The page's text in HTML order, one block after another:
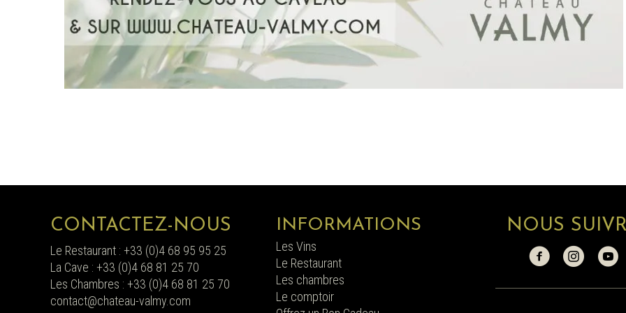
CONTACTEZ-NOUS
Le Restaurant : +33 (0)4 68 95 95 25
La Cave : +33 (0)4 68 81 25 70
Les Chambres : +33 (0)4 68 81 25 70
contact@chateau-valmy.com
INFORMATIONS
Les Vins
Le Restaurant
Les chambres
Le comptoir
NOUS